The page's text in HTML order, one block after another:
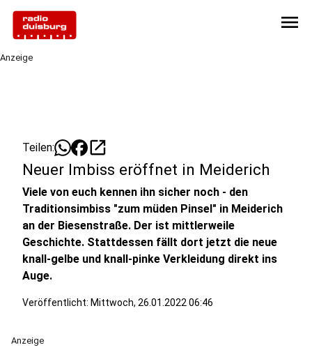
menu
Anzeige
Teilen: open_in_new
Neuer Imbiss eröffnet in Meiderich
Viele von euch kennen ihn sicher noch - den
Traditionsimbiss "zum müden Pinsel" in Meiderich
an der Biesenstraße. Der ist mittlerweile
Geschichte. Stattdessen fällt dort jetzt die neue
knall-gelbe und knall-pinke Verkleidung direkt ins
Auge.
Veröffentlicht: Mittwoch, 26.01.2022 06:46
Anzeige